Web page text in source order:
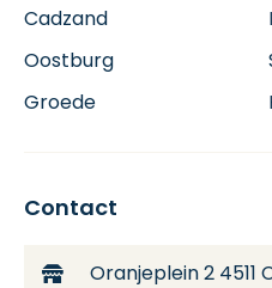
Cadzand
Oostburg
Groede
Contact
Oranjeplein 24511